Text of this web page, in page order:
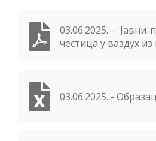
03.06.2025. -
честица у ваздух
03.06.2025. -